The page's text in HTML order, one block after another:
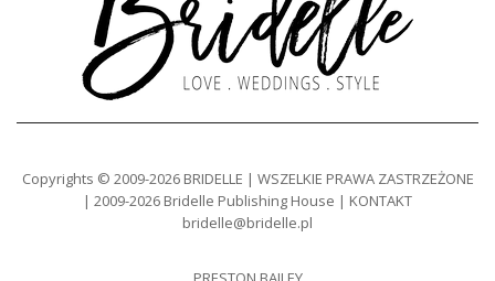
Copyrights © 2009-2026 BRIDELLE | WSZELKIE PRAWA ZASTRZEŻONE
| 2009-2026 Bridelle Publishing House | KONTAKT
bridelle@bridelle.pl